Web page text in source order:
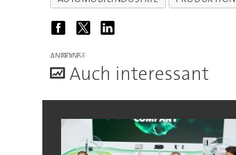
ANZEIGE
Auch interessant